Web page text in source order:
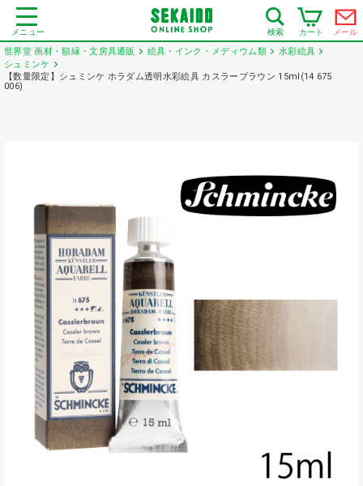
メニュー 検索 カート メール
世界堂 画材・額縁・文房具通販 絵具・インク・メディウム類
水彩絵具
シュミンケ
【数量限定】シュミンケ ホラダム透明水彩絵具 カスラーブラウン 15ml(14 675
006)